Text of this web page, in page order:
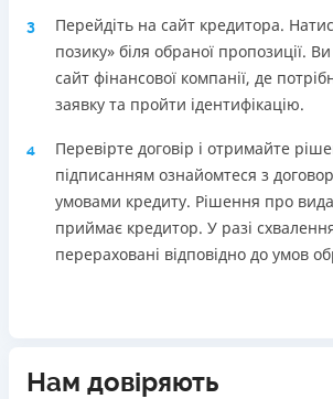
3
Перейдіть на сайт кредитора.
позику» біля обраної пропозиції.
сайт фінансової компанії, де
заявку та пройти ідентифікацію.
4
Перевірте договір і отримайте
підписанням ознайомтеся з
умовами кредиту. Рішення про
приймає кредитор. У разі
перераховані відповідно до умов
Нам довіряють